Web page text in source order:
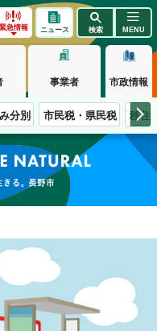
緊急情報 ニュース 検索 MENU
事業者 市政情報
分別 市民税・県民税 移住
きる。長野市